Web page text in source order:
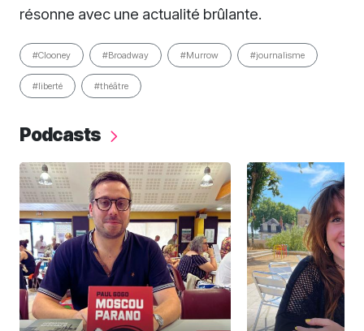
résonne avec une actualité brûlante.
#Clooney #Broadway #Murrow #journalisme
#liberté #théâtre
Podcasts